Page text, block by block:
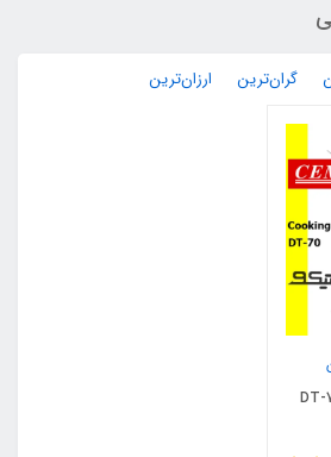
گران‌ترین ارزان‌ترین